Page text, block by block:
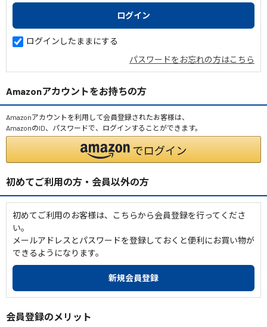
ログインしたままにする
パスワードをお忘れの方はこちら
Amazonアカウントをお持ちの方
Amazonアカウントを利用して会員登録されたお客様は、
AmazonのID、パスワードで、ログインすることができます。
初めてご利用の方・会員以外の方
初めてご利用のお客様は、こちらから会員登録を行ってくださ
い。
メールアドレスとパスワードを登録しておくと便利にお買い物が
できるようになります。
会員登録のメリット